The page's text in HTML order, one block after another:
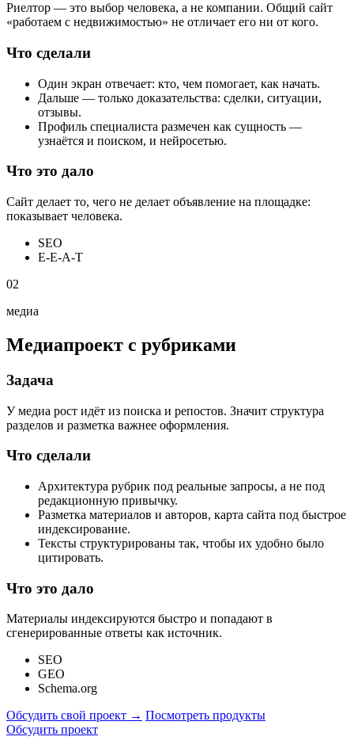
Риелтор — это выбор человека, а не компании. Общий сайт
«работаем с недвижимостью» не отличает его ни от кого.
Что сделали
Один экран отвечает: кто, чем помогает, как начать.
Дальше — только доказательства: сделки, ситуации,
отзывы.
Профиль специалиста размечен как сущность —
узнаётся и поиском, и нейросетью.
Что это дало
Сайт делает то, чего не делает объявление на площадке:
показывает человека.
SEO
E-E-A-T
02
медиа
Медиапроект с рубриками
Задача
У медиа рост идёт из поиска и репостов. Значит структура
разделов и разметка важнее оформления.
Что сделали
Архитектура рубрик под реальные запросы, а не под
редакционную привычку.
Разметка материалов и авторов, карта сайта под быстрое
индексирование.
Тексты структурированы так, чтобы их удобно было
цитировать.
Что это дало
Материалы индексируются быстро и попадают в
сгенерированные ответы как источник.
SEO
GEO
Schema.org
Обсудить свой проект → Посмотреть продукты
Обсудить проект